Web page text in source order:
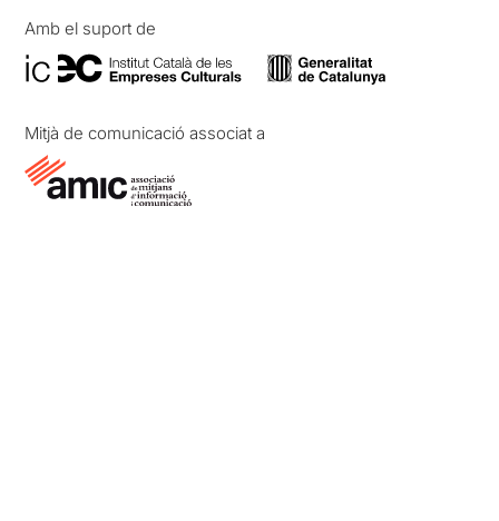
Amb el suport de
Mitjà de comunicació associat a